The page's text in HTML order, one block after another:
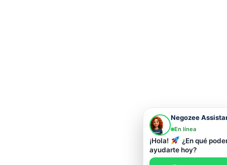
Negozee
En línea
¡Hola!
¿En qué
ayudarte hoy?